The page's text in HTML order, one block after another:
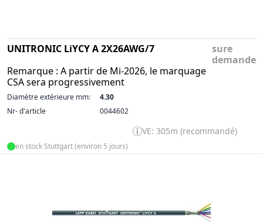
UNITRONIC LiYCY A 2X26AWG/7
Remarque : A partir de Mi-2026, le marquage
CSA sera progressivement
sure
demande
Diamètre extérieure mm:
4.30
Nr- d'article
0044602
VE: 305m (recommandé)
en stock Stuttgart (environ 5 jours)